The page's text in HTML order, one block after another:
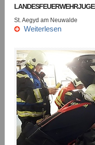
St. Aegyd am Neuwalde
Weiterlesen